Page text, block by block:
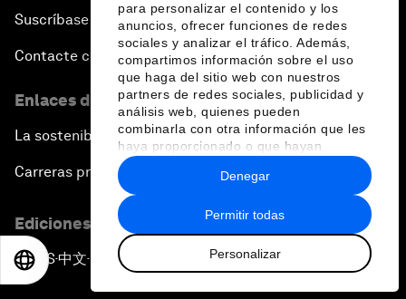
para personalizar el contenido y los
anuncios, ofrecer funciones de redes
sociales y analizar el tráfico. Además,
compartimos información sobre el uso
que haga del sitio web con nuestros
partners de redes sociales, publicidad y
análisis web, quienes pueden
combinarla con otra información que les
haya proporcionado o que hayan
recopilado a partir del uso que haya
hecho de sus servicios.
Permitir todas
Personalizar
Denegar
Suscríbase a nuestros boletines
Contacte con nosotros
Enlaces directos
La sostenibilidad en el Foro
Carreras profesionales
Ediciones en otros idiomas
EN▪ ES▪中文▪ 日本語
EN